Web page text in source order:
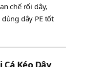
chế rối dây,
dây PE tốt
Cá Kéo Dây